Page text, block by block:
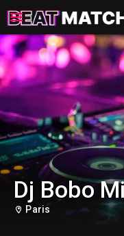
Dj Bobo
Paris